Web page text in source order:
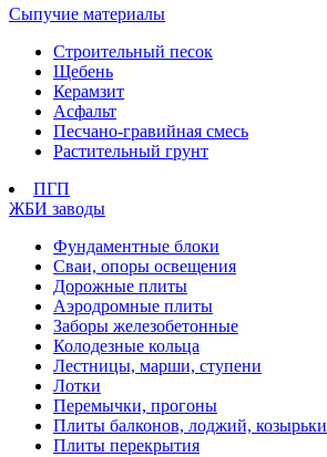
Сыпучие материалы
Строительный песок
Щебень
Керамзит
Асфальт
Песчано-гравийная смесь
Растительный грунт
ПГП
ЖБИ заводы
Фундаментные блоки
Сваи, опоры освещения
Дорожные плиты
Аэродромные плиты
Заборы железобетонные
Колодезные кольца
Лестницы, марши, ступени
Лотки
Перемычки, прогоны
Плиты балконов, лоджий, козырьки
Плиты перекрытия